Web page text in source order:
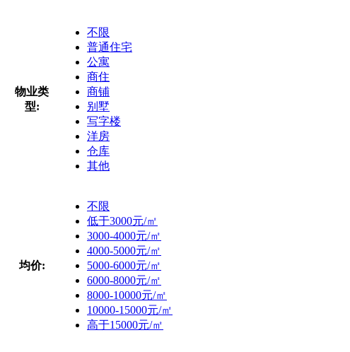
物业类
型:
不限
普通住宅
公寓
商住
商铺
别墅
写字楼
洋房
仓库
其他
均价:
不限
低于3000元/㎡
3000-4000元/㎡
4000-5000元/㎡
5000-6000元/㎡
6000-8000元/㎡
8000-10000元/㎡
10000-15000元/㎡
高于15000元/㎡